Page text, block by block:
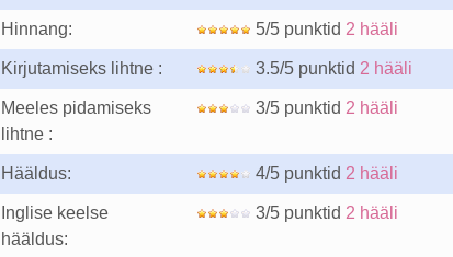
Hinnang: 5/5 punktid 2 hääli
Kirjutamiseks lihtne : 3.5/5 punktid 2 hääli
Meeles pidamiseks
lihtne :
3/5 punktid 2 hääli
Hääldus: 4/5 punktid 2 hääli
Inglise keelse
hääldus:
3/5 punktid 2 hääli